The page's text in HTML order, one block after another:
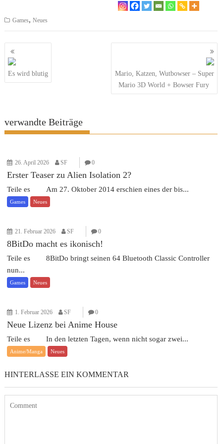
Games,Neues
Beitragsnavigation
Es wird blutig
Mario, Katzen, Wutbowser – Super
Mario 3D World + Bowser Fury
verwandte Beiträge
26. April 2026 SF 0
Erster Teaser zu Alien Isolation 2?
Teile es Am 27. Oktober 2014 erschien eines der bis...
Games Neues
21. Februar 2026 SF 0
8BitDo macht es ikonisch!
Teile es 8BitDo bringt seinen 64 Bluetooth Classic Controller
nun...
Games Neues
1. Februar 2026 SF 0
Neue Lizenz bei Anime House
Teile es In den letzten Tagen, wenn nicht sogar zwei...
Anime/Manga Neues
HINTERLASSE EIN KOMMENTAR